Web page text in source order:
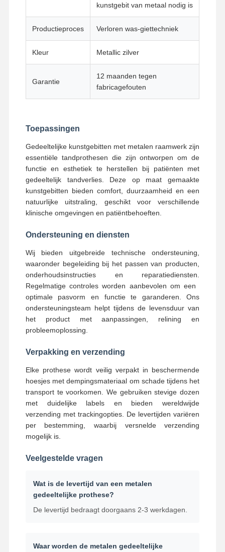
flexibele gedeeltelijke prothesen
Metalen gedeeltelijke prothese
Volledige acrylprothesen
Tandprecisiegehechtheid
Beheerders van tandheelkundige ruimten
Occlusieve spalk
Mondbeschermer
Orthodontische expander
kunstgebit van metaal nodig is
Productieproces Verloren was-giettechniek
Kleur Metallic zilver
Garantie
12 maanden tegen
fabricagefouten
Toepassingen
Gedeeltelijke kunstgebitten met metalen raamwerk zijn
essentiële tandprothesen die zijn ontworpen om de
functie en esthetiek te herstellen bij patiënten met
gedeeltelijk tandverlies. Deze op maat gemaakte
kunstgebitten bieden comfort, duurzaamheid en een
natuurlijke uitstraling, geschikt voor verschillende
klinische omgevingen en patiëntbehoeften.
Ondersteuning en diensten
Wij bieden uitgebreide technische ondersteuning,
waaronder begeleiding bij het passen van producten,
onderhoudsinstructies en reparatiediensten.
Regelmatige controles worden aanbevolen om een ​​
optimale pasvorm en functie te garanderen. Ons
ondersteuningsteam helpt tijdens de levensduur van
het product met aanpassingen, relining en
probleemoplossing.
Verpakking en verzending
Elke prothese wordt veilig verpakt in beschermende
hoesjes met dempingsmateriaal om schade tijdens het
transport te voorkomen. We gebruiken stevige dozen
met duidelijke labels en bieden wereldwijde
verzending met trackingopties. De levertijden variëren
per bestemming, waarbij versnelde verzending
mogelijk is.
Veelgestelde vragen
Wat is de levertijd van een metalen
gedeeltelijke prothese?
De levertijd bedraagt ​​doorgaans 2-3 werkdagen.
Waar worden de metalen gedeeltelijke